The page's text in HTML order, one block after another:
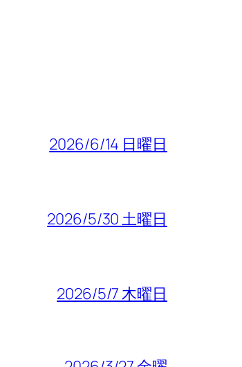
2026/6/14 日曜日
2026/5/30 土曜日
2026/5/7 木曜日